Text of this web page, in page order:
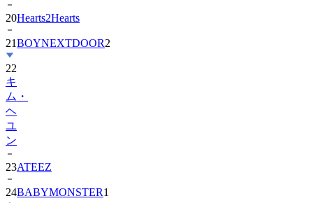
21BOYNEXTDOOR
22
キ
ム・
ヘ
ユ
ン
23
24BABYMONSTER
25ENHYPEN1